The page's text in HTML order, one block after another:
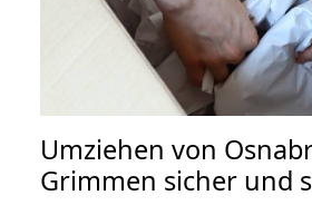
Umziehen von
Grimmen sicher und